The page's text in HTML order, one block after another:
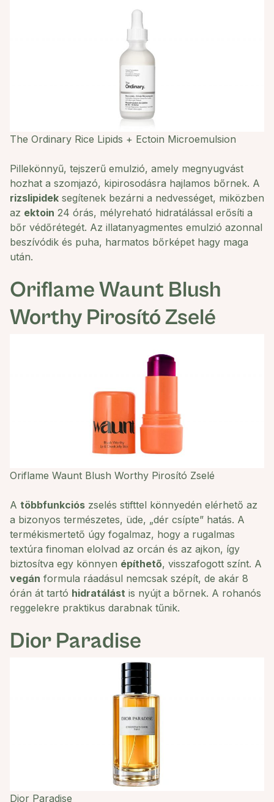
The Ordinary Rice Lipids + Ectoin Microemulsion
Pillekönnyű, tejszerű emulzió, amely megnyugvást
hozhat a szomjazó, kipirosodásra hajlamos bőrnek. A
rizslipidek segítenek bezárni a nedvességet, miközben
az ektoin 24 órás, mélyreható hidratálással erősíti a
bőr védőrétegét. Az illatanyagmentes emulzió azonnal
beszívódik és puha, harmatos bőrképet hagy maga
után.
Oriflame Waunt Blush
Worthy Pirosító Zselé
Oriflame Waunt Blush Worthy Pirosító Zselé
A többfunkciós zselés stifttel könnyedén elérhető az
a bizonyos természetes, üde, „dér csípte” hatás. A
termékismertető úgy fogalmaz, hogy a rugalmas
textúra finoman elolvad az orcán és az ajkon, így
biztosítva egy könnyen építhető, visszafogott színt. A
vegán formula ráadásul nemcsak szépít, de akár 8
órán át tartó hidratálást is nyújt a bőrnek. A rohanós
reggelekre praktikus darabnak tűnik.
Dior Paradise
Dior Paradise